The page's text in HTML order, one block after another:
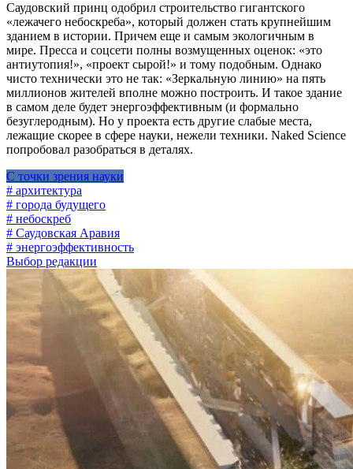
Саудовский принц одобрил строительство гигантского
«лежачего небоскреба», который должен стать крупнейшим
зданием в истории. Причем еще и самым экологичным в
мире. Пресса и соцсети полны возмущенных оценок: «это
антиутопия!», «проект сырой!» и тому подобным. Однако
чисто технически это не так: «Зеркальную линию» на пять
миллионов жителей вполне можно построить. И такое здание
в самом деле будет энергоэффективным (и формально
безуглеродным). Но у проекта есть другие слабые места,
лежащие скорее в сфере науки, нежели техники. Naked Science
попробовал разобраться в деталях.
С точки зрения науки
# архитектура
# города будущего
# небоскреб
# Саудовская Аравия
# энергоэффективность
Выбор редакции